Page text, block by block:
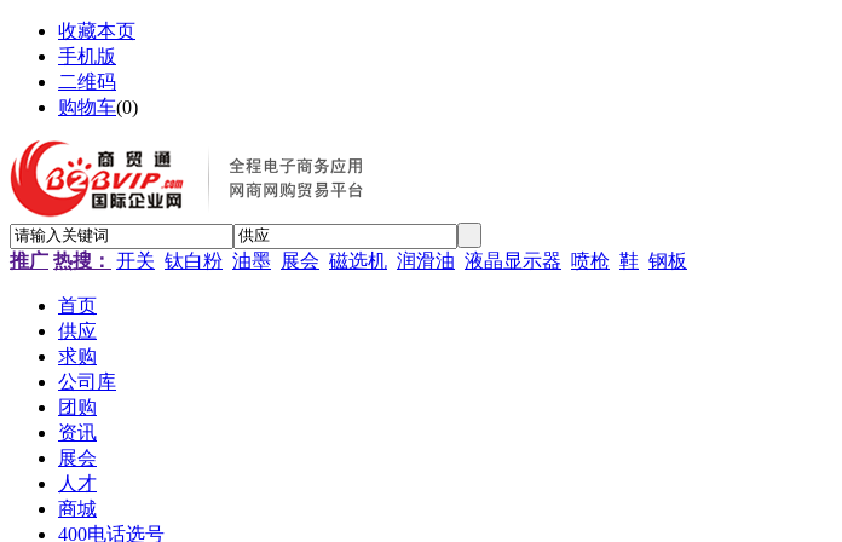
收藏本页
手机版
二维码
购物车(0)
推广 热搜： 开关 钛白粉 油墨 展会 磁选机 润滑油 液晶显示器 喷枪 鞋 钢板
首页
供应
求购
公司库
团购
资讯
展会
人才
商城
400电话选号